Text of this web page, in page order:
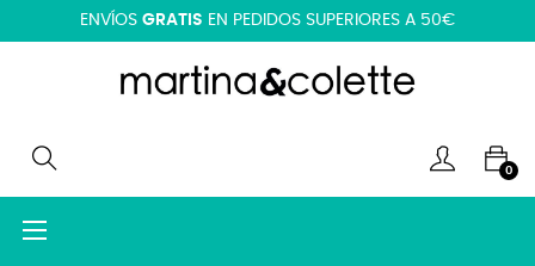
ENVÍOS GRATIS EN PEDIDOS SUPERIORES A 50€
0
Navegación
☰